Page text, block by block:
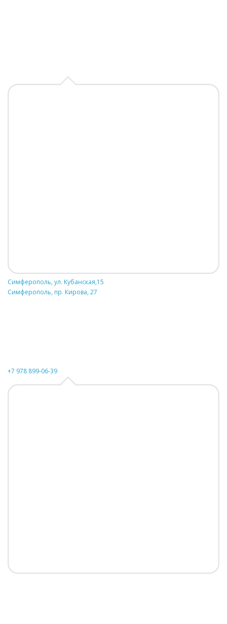
Симферополь, ул. Кубанская,15
Симферополь, пр. Кирова, 27
+7 978 899-06-39